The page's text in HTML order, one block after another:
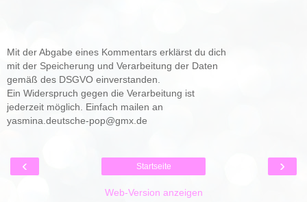
Mit der Abgabe eines Kommentars erklärst du dich
mit der Speicherung und Verarbeitung der Daten
gemäß des DSGVO einverstanden.
Ein Widerspruch gegen die Verarbeitung ist
jederzeit möglich. Einfach mailen an
yasmina.deutsche-pop@gmx.de
‹ ›
Startseite
Web-Version anzeigen